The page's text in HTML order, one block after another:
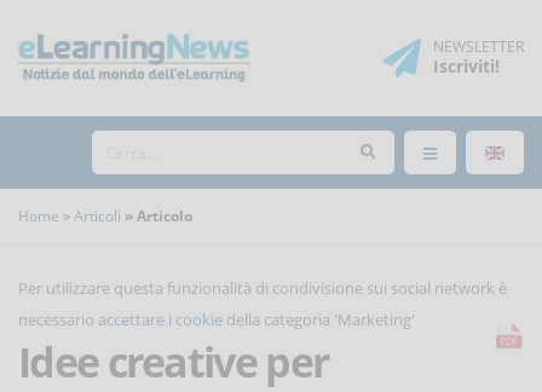
NEWSLETTER
Iscriviti!
Home Articoli Articolo
Per utilizzare questa funzionalità di condivisione sui social network è
necessario accettare i cookie della categoria 'Marketing'
Idee creative per